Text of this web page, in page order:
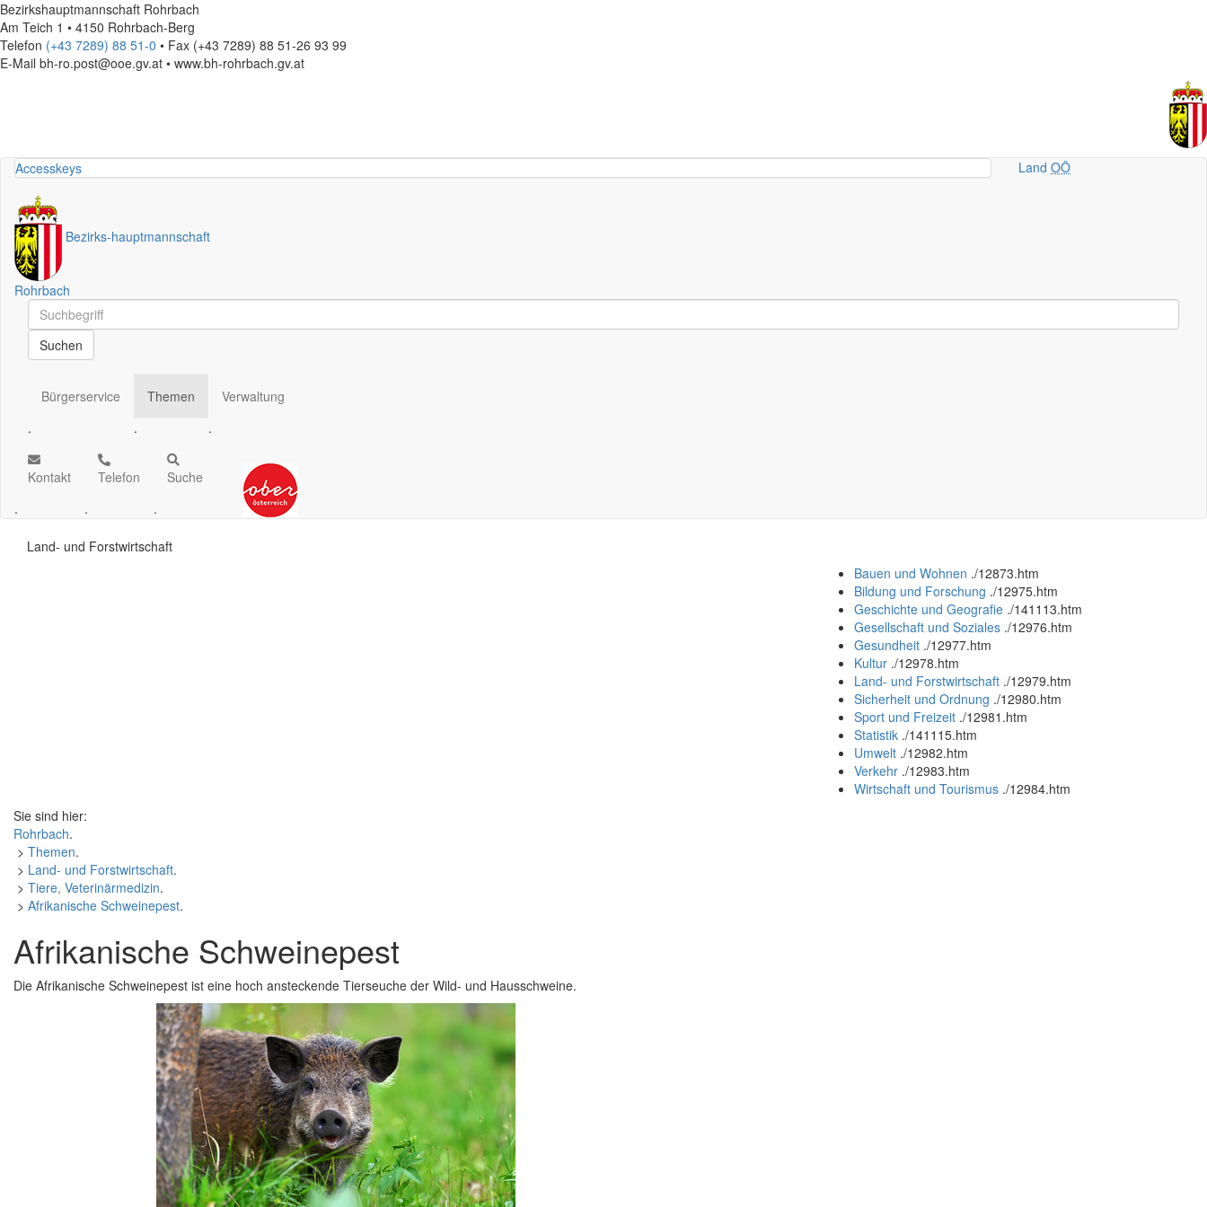
Bezirkshauptmannschaft Rohrbach
Am Teich 1 • 4150 Rohrbach-Berg
Telefon (+43 7289) 88 51-0 • Fax (+43 7289) 88 51-26 93 99
E-Mail bh-ro.post@ooe.gv.at • www.bh-rohrbach.gv.at
Accesskeys LandOÖ
Bezirks-hauptmannschaft
Rohrbach
Schnellsuche
Schnellsuche
Suchen
Bürgerservice
.
Themen
.
Verwaltung
.
Kontakt
.
Telefon
.
Suche
.
Land- und Forstwirtschaft
Bauen und Wohnen ./12873.htm
Bildung und Forschung ./12975.htm
Geschichte und Geografie ./141113.htm
Gesellschaft und Soziales ./12976.htm
Gesundheit ./12977.htm
Kultur ./12978.htm
Land- und Forstwirtschaft ./12979.htm
Sicherheit und Ordnung ./12980.htm
Sport und Freizeit ./12981.htm
Statistik ./141115.htm
Umwelt ./12982.htm
Verkehr ./12983.htm
Wirtschaft und Tourismus ./12984.htm
Sie sind hier:
Rohrbach.
> Themen.
> Land- und Forstwirtschaft.
> Tiere, Veterinärmedizin.
> Afrikanische Schweinepest.
Afrikanische Schweinepest
Die Afrikanische Schweinepest ist eine hoch ansteckende Tierseuche der Wild- und Hausschweine.